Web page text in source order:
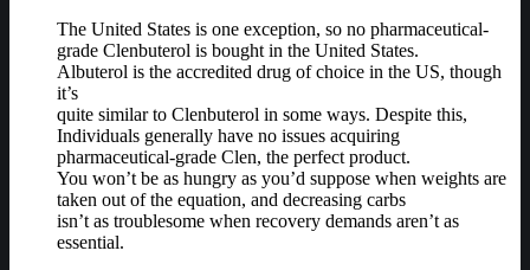
The United States is one exception, so no pharmaceutical-
grade Clenbuterol is bought in the United States.
Albuterol is the accredited drug of choice in the US, though
it’s
quite similar to Clenbuterol in some ways. Despite this,
Individuals generally have no issues acquiring
pharmaceutical-grade Clen, the perfect product.
You won’t be as hungry as you’d suppose when weights are
taken out of the equation, and decreasing carbs
isn’t as troublesome when recovery demands aren’t as
essential.